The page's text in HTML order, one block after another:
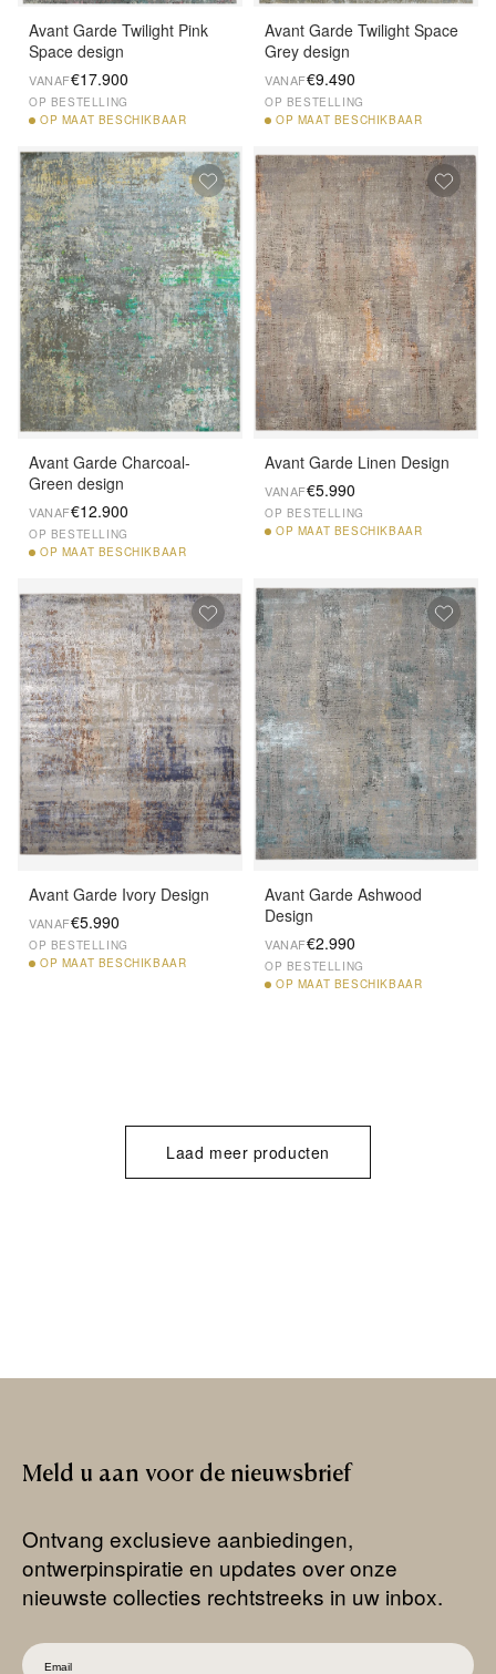
Avant Garde Twilight Pink
Space design
VANAF€17.900
OP BESTELLING
OP MAAT BESCHIKBAAR
Avant Garde Twilight Space
Grey design
VANAF€9.490
OP BESTELLING
OP MAAT BESCHIKBAAR
Avant Garde Charcoal-
Green design
VANAF€12.900
OP BESTELLING
OP MAAT BESCHIKBAAR
Avant Garde Linen Design
VANAF€5.990
OP BESTELLING
OP MAAT BESCHIKBAAR
Avant Garde Ivory Design
VANAF€5.990
OP BESTELLING
OP MAAT BESCHIKBAAR
Avant Garde Ashwood
Design
VANAF€2.990
OP BESTELLING
OP MAAT BESCHIKBAAR
Laad meer producten
Meld u aan voor de nieuwsbrief
Ontvang exclusieve aanbiedingen,
ontwerpinspiratie en updates over onze
nieuwste collecties rechtstreeks in uw inbox.